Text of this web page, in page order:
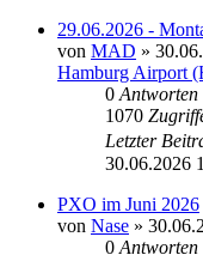
29.06.2026 -
von MAD »
Hamburg Airport
0 Antworten
1070
Letzter
30.06.2026
PXO im Juni 2026
von Nase »
0 Antworten